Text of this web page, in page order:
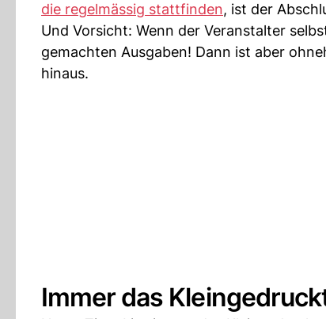
die regelmässig stattfinden, ist der
Und Vorsicht: Wenn der Veranstalter
gemachten Ausgaben! Dann ist aber
hinaus.
Immer das